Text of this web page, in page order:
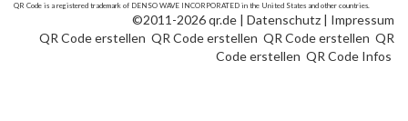
QR Code is a registered trademark of DENSO WAVE INCORPORATED in the United States and other countries.
©2011-2026 qr.de | Datenschutz | Impressum
QR Code erstellen QR Code erstellen QR Code erstellen QR
Code erstellen QR Code Infos